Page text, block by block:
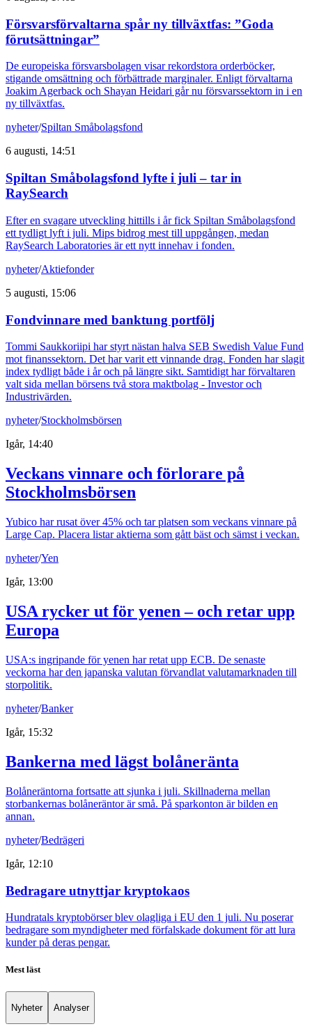
Försvarsförvaltarna spår ny tillväxtfas: ”Goda
förutsättningar”
De europeiska försvarsbolagen visar rekordstora orderböcker,
stigande omsättning och förbättrade marginaler. Enligt förvaltarna
Joakim Agerback och Shayan Heidari går nu försvarssektorn in i en
ny tillväxtfas.
nyheter/Spiltan Småbolagsfond
6 augusti, 14:51
Spiltan Småbolagsfond lyfte i juli – tar in
RaySearch
Efter en svagare utveckling hittills i år fick Spiltan Småbolagsfond
ett tydligt lyft i juli. Mips bidrog mest till uppgången, medan
RaySearch Laboratories är ett nytt innehav i fonden.
nyheter/Aktiefonder
5 augusti, 15:06
Fondvinnare med banktung portfölj
Tommi Saukkoriipi har styrt nästan halva SEB Swedish Value Fund
mot finanssektorn. Det har varit ett vinnande drag. Fonden har slagit
index tydligt både i år och på längre sikt. Samtidigt har förvaltaren
valt sida mellan börsens två stora maktbolag - Investor och
Industrivärden.
nyheter/Stockholmsbörsen
Igår, 14:40
Veckans vinnare och förlorare på
Stockholmsbörsen
Yubico har rusat över 45% och tar platsen som veckans vinnare på
Large Cap. Placera listar aktierna som gått bäst och sämst i veckan.
nyheter/Yen
Igår, 13:00
USA rycker ut för yenen – och retar upp
Europa
USA:s ingripande för yenen har retat upp ECB. De senaste
veckorna har den japanska valutan förvandlat valutamarknaden till
storpolitik.
nyheter/Banker
Igår, 15:32
Bankerna med lägst bolåneränta
Bolåneräntorna fortsatte att sjunka i juli. Skillnaderna mellan
storbankernas bolåneräntor är små. På sparkonton är bilden en
annan.
nyheter/Bedrägeri
Igår, 12:10
Bedragare utnyttjar kryptokaos
Hundratals kryptobörser blev olagliga i EU den 1 juli. Nu poserar
bedragare som myndigheter med förfalskade dokument för att lura
kunder på deras pengar.
Mest läst
Nyheter Analyser